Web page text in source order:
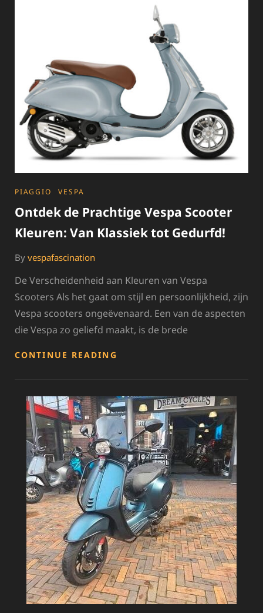
YAMAHA
MOTORFIETS
CATEGORIES
PIAGGIO VESPA
Ontdek de Prachtige Vespa Scooter
Kleuren: Van Klassiek tot Gedurfd!
By vespafascination
De Verscheidenheid aan Kleuren van Vespa
Scooters Als het gaat om stijl en persoonlijkheid, zijn
Vespa scooters ongeëvenaard. Een van de aspecten
die Vespa zo geliefd maakt, is de brede
CONTINUE READING
SCOOTER
KLEUREN:
VAN
KLASSIEK
TOT
GEDURFD!